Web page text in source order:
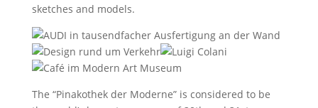
sketches and models.
The “Pinakothek der Moderne” is considered to be